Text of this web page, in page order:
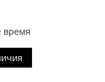
время